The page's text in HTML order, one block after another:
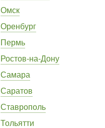
Омск
Оренбург
Пермь
Ростов-на-Дону
Самара
Саратов
Ставрополь
Тольятти